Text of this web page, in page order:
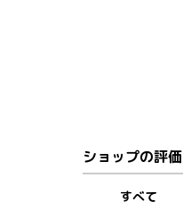
ショップの評価
すべて